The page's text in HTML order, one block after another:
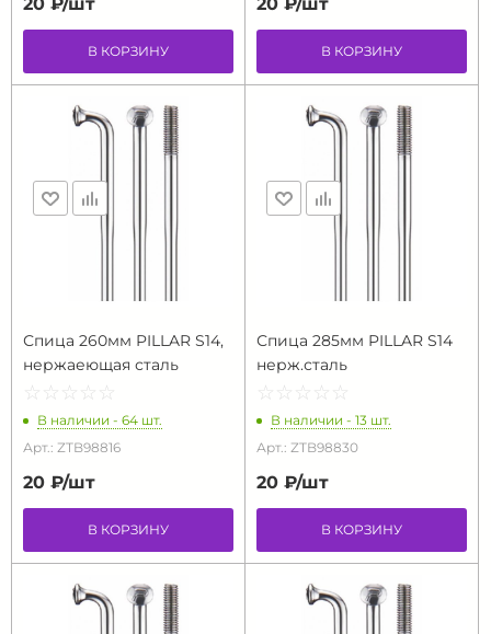
В КОРЗИНУ В КОРЗИНУ
Спица 260мм PILLAR S14,
нержаеющая сталь
☆ ☆ ☆ ☆ ☆
★ ★ ★ ★ ★
В наличии - 64 шт.
Арт.: ZTB98816
20 ₽/шт
В КОРЗИНУ
Спица 285мм PILLAR S14
нерж.сталь
☆ ☆ ☆ ☆ ☆
★ ★ ★ ★ ★
В наличии - 13 шт.
Арт.: ZTB98830
20 ₽/шт
В КОРЗИНУ